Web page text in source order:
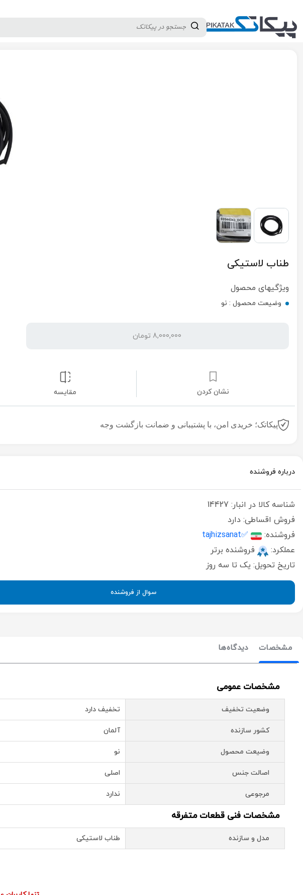
پیکاتک / سایر تجهیزات صنعتی قطعات متفرقه /
طناب لاستیکی
ویژگیهای محصول
وضیعت محصول : نو
8,000,000 تومان
نشان کردن مقایسه
پیکاتک؛ خریدی امن، با پشتیبانی و ضمانت بازگشت وجه
درباره فروشنده
شناسه کالا در انبار: 14427
فروش اقساطی: دارد
فروشنده:
✅tajhizsanat
عملکرد:
فروشنده برتر
تاریخ تحویل: یک تا سه روز
سوال از فروشنده
مشخصات دیدگاه‌ها
مشخصات عمومی
وضعیت تخفیف تخفیف دارد
کشور سازنده آلمان
وضیعت محصول نو
اصالت جنس اصلی
مرجوعی ندارد
مشخصات فنی قطعات متفرقه
مدل و سازنده طناب لاستیکی